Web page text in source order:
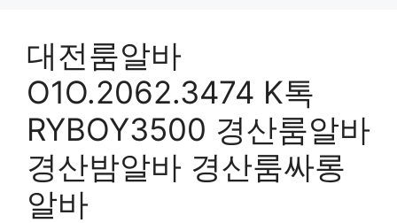
대전룸알바
O1O.2062.3474 K톡
RYBOY3500 경산룸알바
경산밤알바 경산룸싸롱
알바